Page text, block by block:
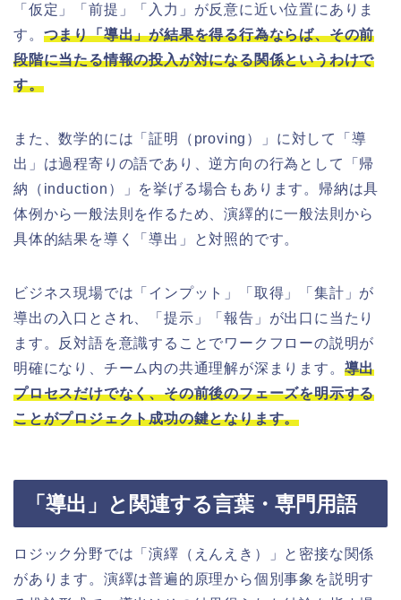
「仮定」「前提」「入力」が反意に近い位置にありま
す。 つまり「導出」が結果を得る行為ならば、その前
段階に当たる情報の投入が対になる関係というわけで
す。
また、数学的には「証明（proving）」に対して「導
出」は過程寄りの語であり、逆方向の行為として「帰
納（induction）」を挙げる場合もあります。帰納は具
体例から一般法則を作るため、演繹的に一般法則から
具体的結果を導く「導出」と対照的です。
ビジネス現場では「インプット」「取得」「集計」が
導出の入口とされ、「提示」「報告」が出口に当たり
ます。反対語を意識することでワークフローの説明が
明確になり、チーム内の共通理解が深まります。 導出
プロセスだけでなく、その前後のフェーズを明示する
ことがプロジェクト成功の鍵となります。
「導出」と関連する言葉・専門用語
ロジック分野では「演繹（えんえき）」と密接な関係
があります。演繹は普遍的原理から個別事象を説明す